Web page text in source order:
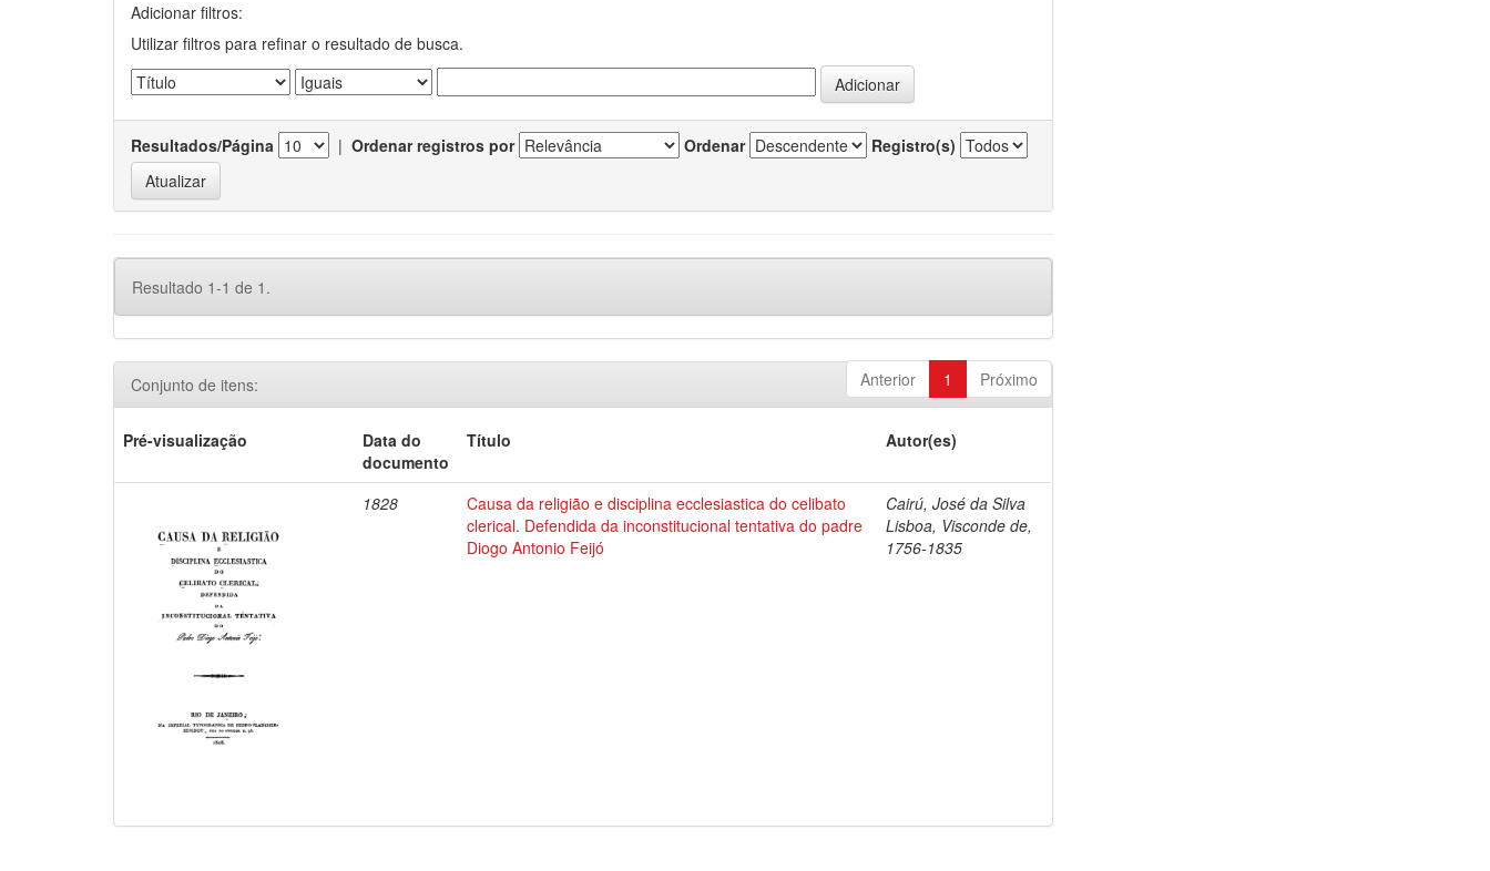
Adicionar filtros:
Utilizar filtros para refinar o resultado de busca.
Resultados/Página | Ordenar registros por Ordenar Registro(s)
Resultado 1-1 de 1.
Anterior 1 Próximo
Conjunto de itens:
Pré-visualização
Data do
documento
Título Autor(es)
1828
Causa da religião e disciplina ecclesiastica do celibato
clerical. Defendida da inconstitucional tentativa do padre
Diogo Antonio Feijó
Cairú, José da Silva
Lisboa, Visconde de,
1756-1835